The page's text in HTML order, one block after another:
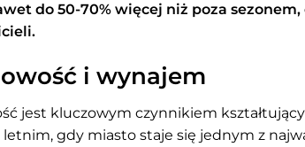
do 50-70% więcej niż poza
i wynajem
jest kluczowym czynnikiem
letnim, gdy miasto staje się jednym z